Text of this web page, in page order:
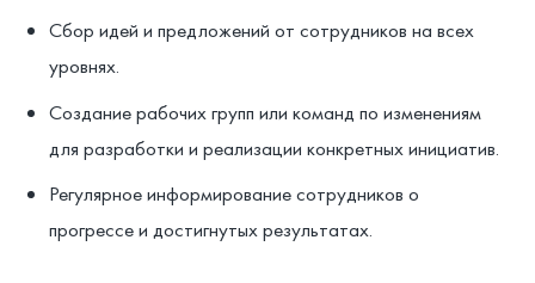
Сбор идей и предложений от сотрудников на всех
уровнях.
Создание рабочих групп или команд по изменениям
для разработки и реализации конкретных инициатив.
Регулярное информирование сотрудников о
прогрессе и достигнутых результатах.